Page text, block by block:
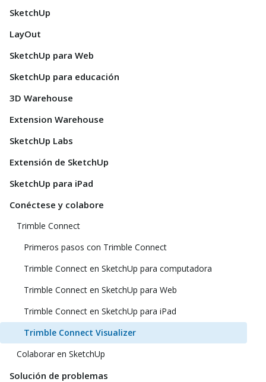
SketchUp
LayOut
SketchUp para Web
SketchUp para educación
3D Warehouse
Extension Warehouse
SketchUp Labs
Extensión de SketchUp
SketchUp para iPad
Conéctese y colabore
Trimble Connect
Primeros pasos con Trimble Connect
Trimble Connect en SketchUp para computadora
Trimble Connect en SketchUp para Web
Trimble Connect en SketchUp para iPad
Trimble Connect Visualizer
Colaborar en SketchUp
Solución de problemas